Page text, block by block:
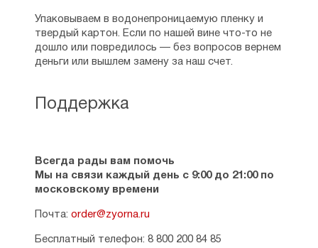
Поддержка
Всегда рады вам помочь
Мы на связи каждый день с 9:00 до 21:00 по
московскому времени
Почта: order@zyorna.ru
Бесплатный телефон: 8 800 200 84 85
Упаковываем в водонепроницаемую пленку и
твердый картон. Если по нашей вине что-то не
дошло или повредилось — без вопросов вернем
деньги или вышлем замену за наш счет.